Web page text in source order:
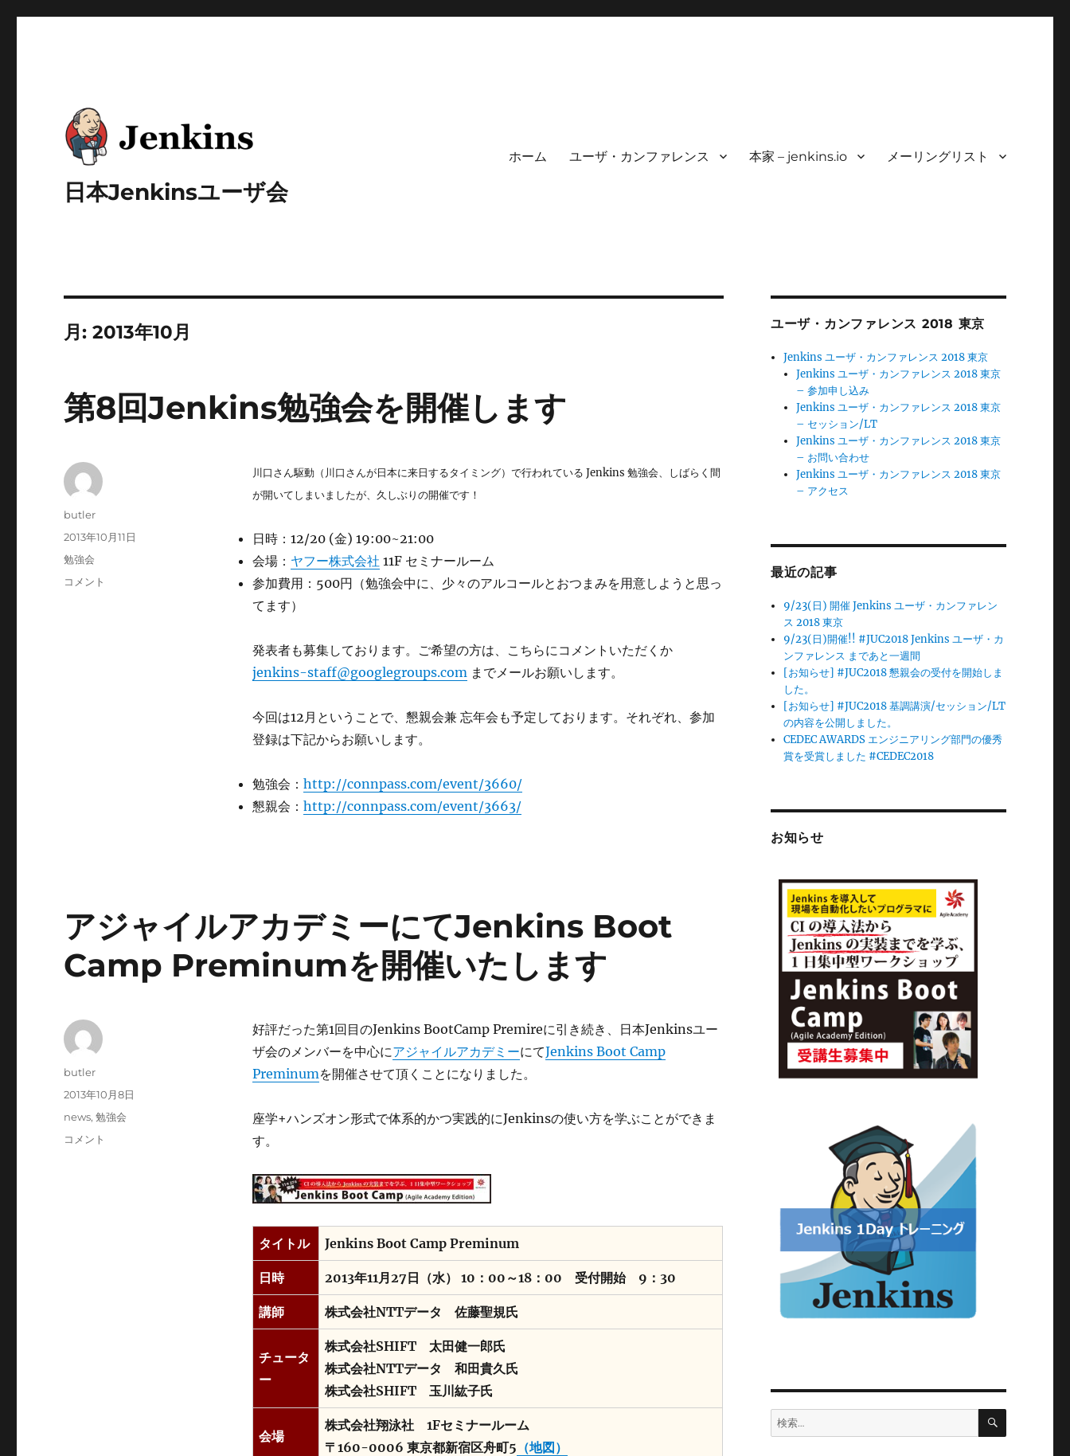
日本Jenkinsユーザ会
ホーム ユーザ・カンファレンス 本家 – jenkins.io メーリングリスト
月:2013年10月
第8回Jenkins勉強会を開催します
川口さん駆動（川口さんが日本に来日するタイミング）で行われている Jenkins 勉強会、しばらく間
が開いてしまいましたが、久しぶりの開催です！
日時：12/20 (金) 19:00~21:00
会場： ヤフー株式会社 11F セミナールーム
参加費用：500円（勉強会中に、少々のアルコールとおつまみを用意しようと思っ
てます）
発表者も募集しております。ご希望の方は、こちらにコメントいただくか
jenkins-staff@googlegroups.comまでメールお願いします。
今回は12月ということで、懇親会兼 忘年会も予定しております。それぞれ、参加
登録は下記からお願いします。
勉強会： http://connpass.com/event/3660/
懇親会： http://connpass.com/event/3663/
投
butler
投
稿
2013年10月11日
カ
勉強会
第
コメント
アジャイルアカデミーにてJenkins Boot
Camp Preminumを開催いたします
好評だった第1回目のJenkins BootCamp Premireに引き続き、日本Jenkinsユー
ザ会のメンバーを中心にアジャイルアカデミーにてJenkins Boot Camp
Preminumを開催させて頂くことになりました。
座学+ハンズオン形式で体系的かつ実践的にJenkinsの使い方を学ぶことができま
す。
タイトル Jenkins Boot Camp Preminum
日時 2013年11月27日（水） 10：00～18：00 受付開始 9 ：30
講師 株式会社NTTデータ 佐藤聖規氏
チュータ
ー
株式会社SHIFT 太田健一郎氏
株式会社NTTデータ 和田貴久氏
株式会社SHIFT 玉川紘子氏
会場
株式会社翔泳社 1Fセミナールーム
〒160-0006 東京都新宿区舟町5 （地図）
投
butler
投
2013年10月8日
カ
news,勉強会
ア
コメント
ユーザ・カンファレンス 2018 東京
Jenkins ユーザ・カンファレンス 2018 東京
Jenkins ユーザ・カンファレンス 2018 東京
– 参加申し込み
Jenkins ユーザ・カンファレンス 2018 東京
– セッション/LT
Jenkins ユーザ・カンファレンス 2018 東京
– お問い合わせ
Jenkins ユーザ・カンファレンス 2018 東京
– アクセス
最近の記事
9/23(日) 開催 Jenkins ユーザ・カンファレン
ス 2018 東京
9/23(日)開催!! #JUC2018 Jenkins ユーザ・カ
ンファレンス まであと一週間
[お知らせ] #JUC2018 懇親会の受付を開始しま
した。
[お知らせ] #JUC2018 基調講演/セッション/LT
の内容を公開しました。
CEDEC AWARDS エンジニアリング部門の優秀
賞を受賞しました #CEDEC2018
お知らせ
検
索:
検